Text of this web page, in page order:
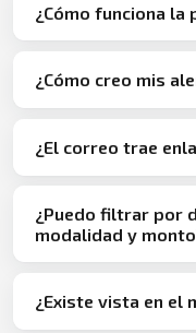
¿Cómo funciona la
¿Cómo creo mis
¿El correo trae
¿Puedo filtrar por
modalidad y
¿Existe vista en el